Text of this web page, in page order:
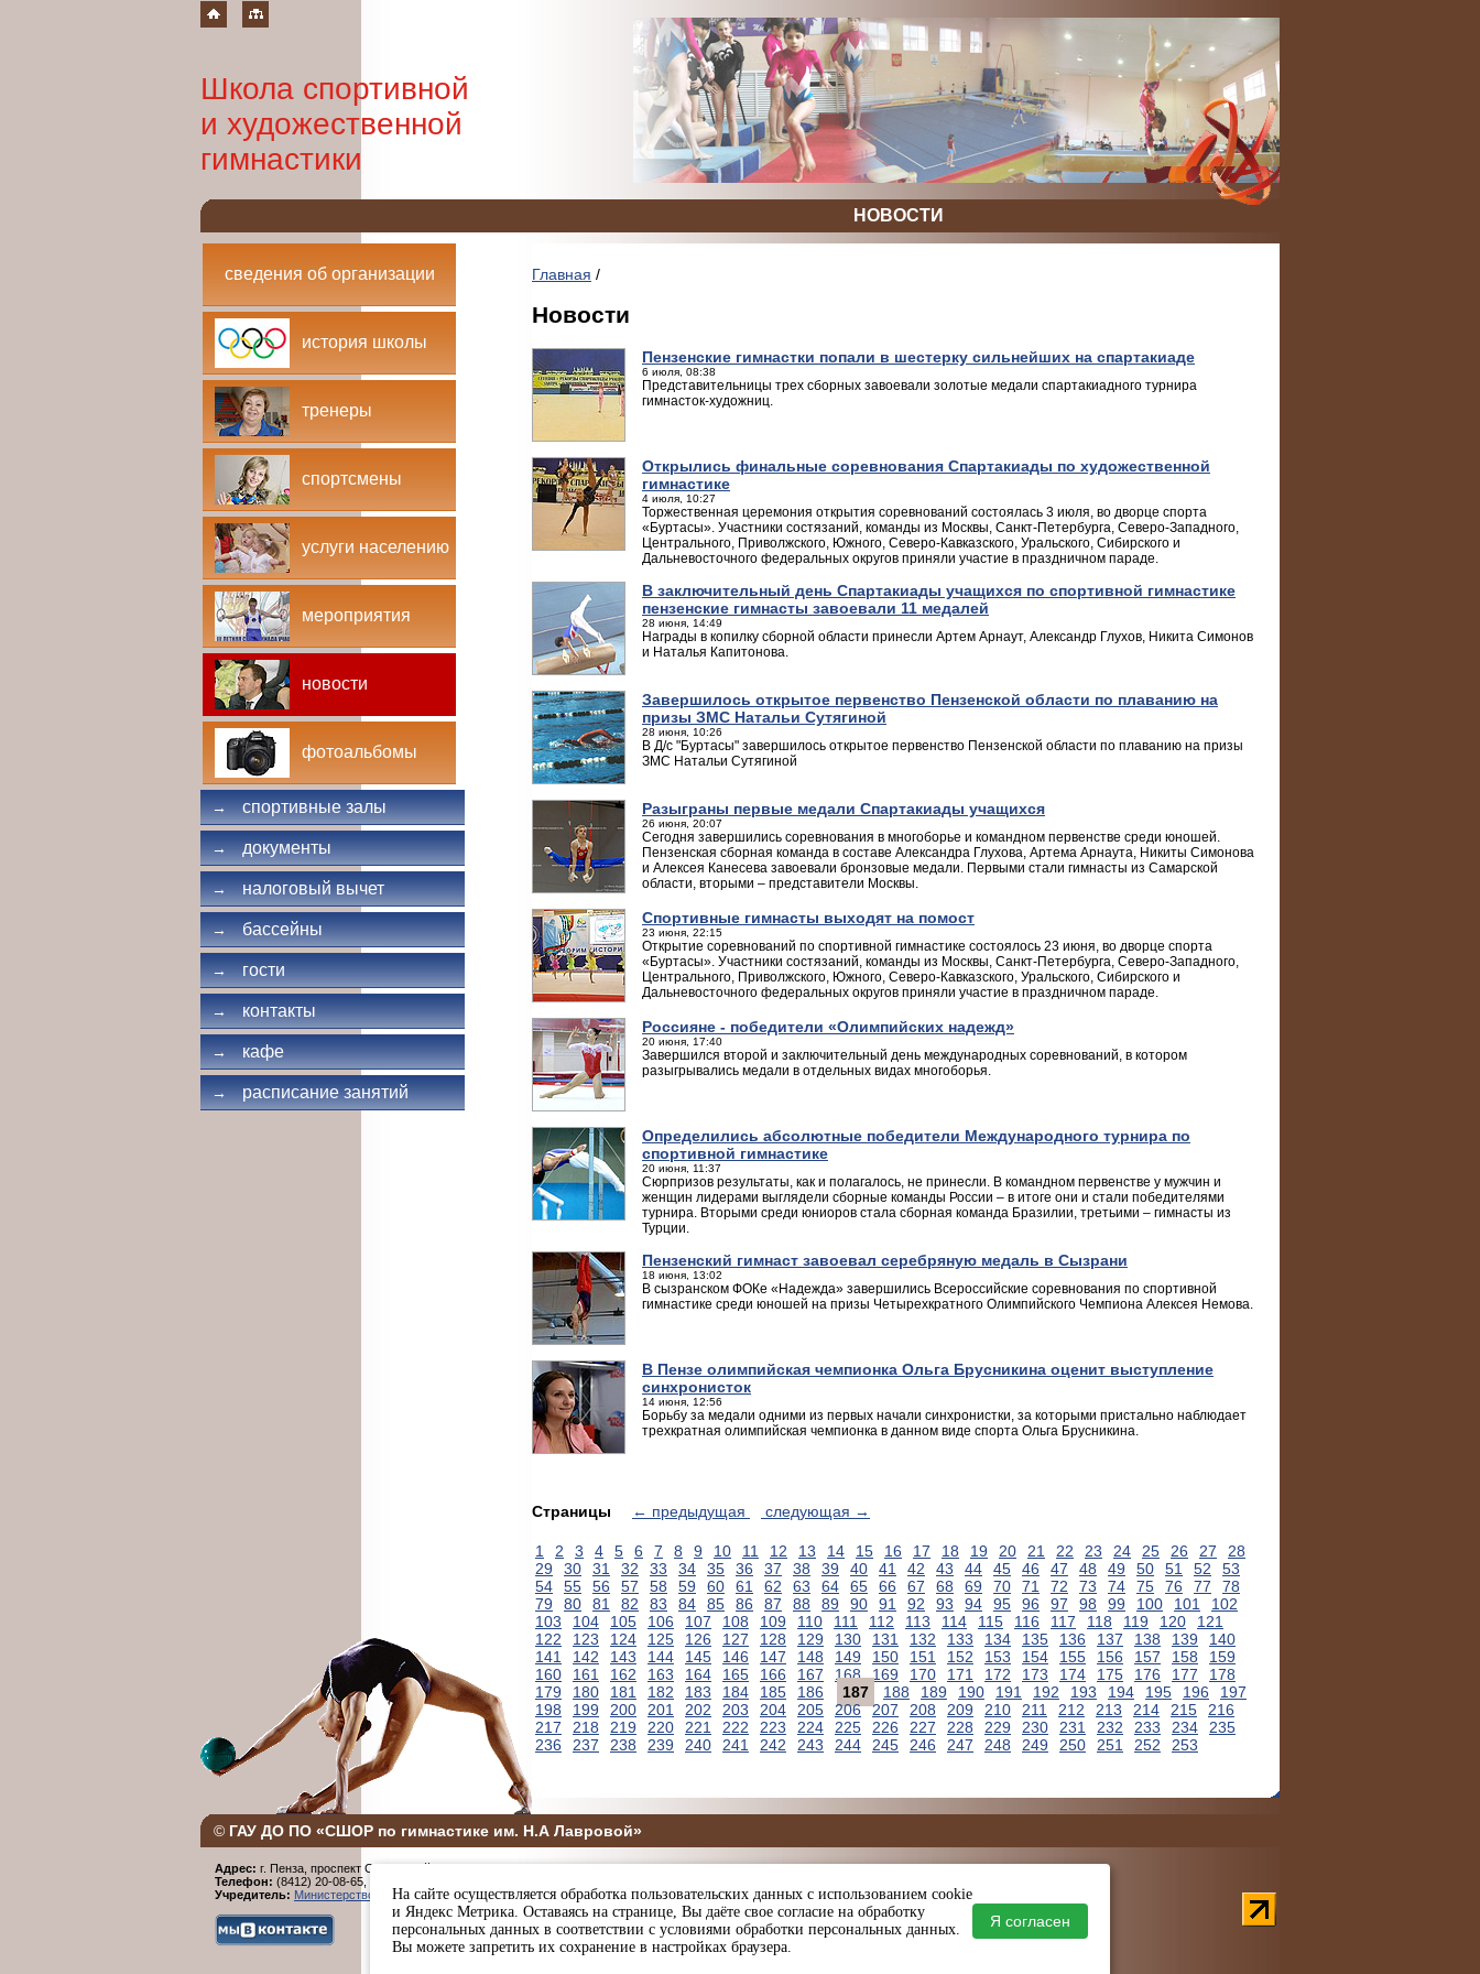
Школа спортивной
и художественной
гимнастики
НОВОСТИ
сведения об организации
история школы
тренеры
спортсмены
услуги населению
мероприятия
новости
фотоальбомы
→ спортивные залы
→ документы
→ налоговый вычет
→ бассейны
→ гости
→ контакты
→ кафе
→ расписание занятий
Главная /
Новости
Пензенские гимнастки попали в шестерку сильнейших на спартакиаде
6 июля, 08:38
Представительницы трех сборных завоевали золотые медали спартакиадного турнира
гимнасток-художниц.
Открылись финальные соревнования Спартакиады по художественной
гимнастике
4 июля, 10:27
Торжественная церемония открытия соревнований состоялась 3 июля, во дворце спорта
«Буртасы». Участники состязаний, команды из Москвы, Санкт-Петербурга, Северо-Западного,
Центрального, Приволжского, Южного, Северо-Кавказского, Уральского, Сибирского и
Дальневосточного федеральных округов приняли участие в праздничном параде.
В заключительный день Спартакиады учащихся по спортивной гимнастике
пензенские гимнасты завоевали 11 медалей
28 июня, 14:49
Награды в копилку сборной области принесли Артем Арнаут, Александр Глухов, Никита Симонов
и Наталья Капитонова.
Завершилось открытое первенство Пензенской области по плаванию на
призы ЗМС Натальи Сутягиной
28 июня, 10:26
В Д/с "Буртасы" завершилось открытое первенство Пензенской области по плаванию на призы
ЗМС Натальи Сутягиной
Разыграны первые медали Спартакиады учащихся
26 июня, 20:07
Сегодня завершились соревнования в многоборье и командном первенстве среди юношей.
Пензенская сборная команда в составе Александра Глухова, Артема Арнаута, Никиты Симонова
и Алексея Канесева завоевали бронзовые медали. Первыми стали гимнасты из Самарской
области, вторыми – представители Москвы.
Спортивные гимнасты выходят на помост
23 июня, 22:15
Открытие соревнований по спортивной гимнастике состоялось 23 июня, во дворце спорта
«Буртасы». Участники состязаний, команды из Москвы, Санкт-Петербурга, Северо-Западного,
Центрального, Приволжского, Южного, Северо-Кавказского, Уральского, Сибирского и
Дальневосточного федеральных округов приняли участие в праздничном параде.
Россияне - победители «Олимпийских надежд»
20 июня, 17:40
Завершился второй и заключительный день международных соревнований, в котором
разыгрывались медали в отдельных видах многоборья.
Определились абсолютные победители Международного турнира по
спортивной гимнастике
20 июня, 11:37
Сюрпризов результаты, как и полагалось, не принесли. В командном первенстве у мужчин и
женщин лидерами выглядели сборные команды России – в итоге они и стали победителями
турнира. Вторыми среди юниоров стала сборная команда Бразилии, третьими – гимнасты из
Турции.
Пензенский гимнаст завоевал серебряную медаль в Сызрани
18 июня, 13:02
В сызранском ФОКе «Надежда» завершились Всероссийские соревнования по спортивной
гимнастике среди юношей на призы Четырехкратного Олимпийского Чемпиона Алексея Немова.
В Пензе олимпийская чемпионка Ольга Брусникина оценит выступление
синхронисток
14 июня, 12:56
Борьбу за медали одними из первых начали синхронистки, за которыми пристально наблюдает
трехкратная олимпийская чемпионка в данном виде спорта Ольга Брусникина.
Страницы ← предыдущая следующая →
1 2 3 4 5 6 7 8 9 10 11 12 13 14 15 16 17 18 19 20 21 22 23 24 25 26 27
28
29
30 31 32 33 34 35 36 37 38 39 40 41 42 43 44 45 46 47 48 49 50 51 52
53
54
55 56 57 58 59 60 61 62 63 64 65 66 67 68 69 70 71 72 73 74 75 76 77
78
79
80 81 82 83 84 85 86 87 88 89 90 91 92 93 94 95 96 97 98 99 100 101
102
103
104 105 106 107 108 109 110 111 112 113 114 115 116 117 118 119 120
121
122
123 124 125 126 127 128 129 130 131 132 133 134 135 136 137 138 139
140
141
142 143 144 145 146 147 148 149 150 151 152 153 154 155 156 157 158
159
160
161 162 163 164 165 166 167 168 169 170 171 172 173 174 175 176 177
178
179
180 181 182 183 184 185 186 187 188 189 190 191 192 193 194 195 196
197
198
199 200 201 202 203 204 205 206 207 208 209 210 211 212 213 214 215
216
217
218 219 220 221 222 223 224 225 226 227 228 229 230 231 232 233 234
235
236
237 238 239 240 241 242 243 244 245 246 247 248 249 250 251 252 253
© ГАУ ДО ПО «СШОР по гимнастике им. Н.А Лавровой»
Адрес: г. Пенза, проспект Строителей, 96.
Телефон: (8412) 20-08-65,
Учредитель: Министерство физической культуры и спорта Пензенской области
На сайте осуществляется обработка пользовательских данных с использованием cookie
и Яндекс Метрика. Оставаясь на странице, Вы даёте свое согласие на обработку
персональных данных в соответствии с условиями обработки персональных данных.
Вы можете запретить их сохранение в настройках браузера.
Я согласен